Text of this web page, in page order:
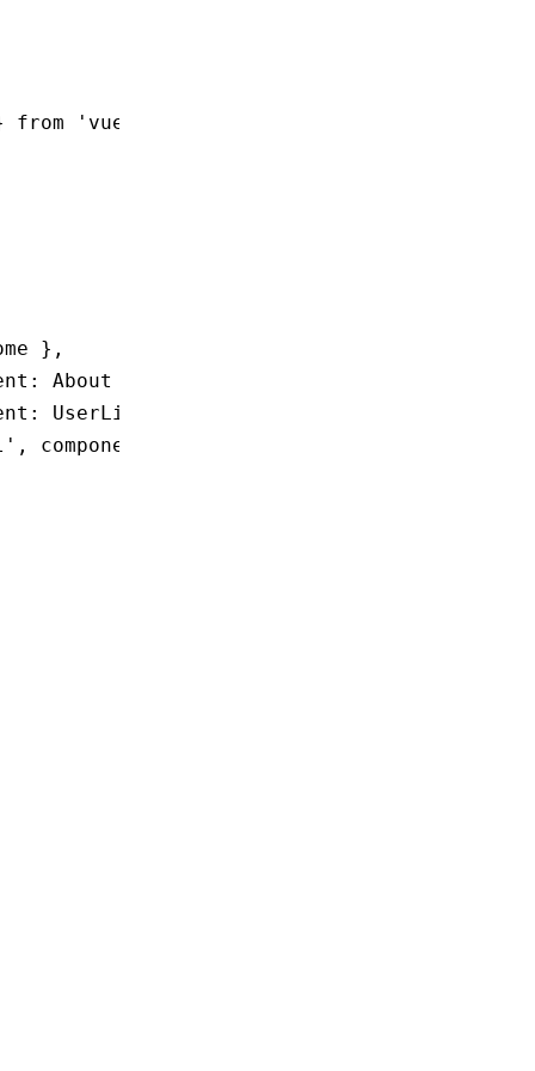
from 'vue-router'
} ,
: About }
: UserList }
, component